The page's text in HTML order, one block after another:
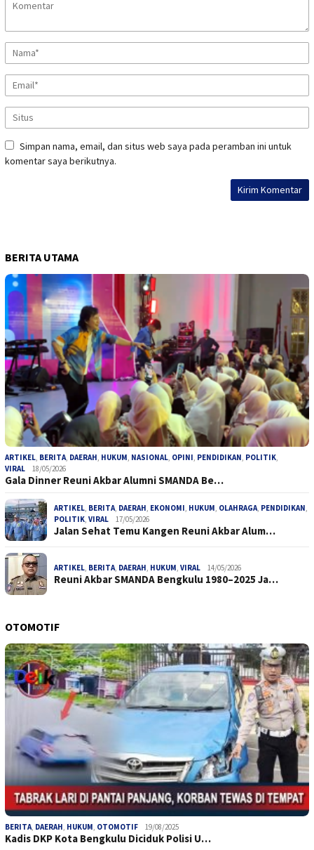
Simpan nama, email, dan situs web saya pada peramban ini untuk
komentar saya berikutnya.
BERITA UTAMA
ARTIKEL, BERITA, DAERAH, HUKUM, NASIONAL, OPINI, PENDIDIKAN, POLITIK,
VIRAL
18/05/2026
Gala Dinner Reuni Akbar Alumni SMANDA Be…
ARTIKEL, BERITA, DAERAH, EKONOMI, HUKUM, OLAHRAGA, PENDIDIKAN,
POLITIK, VIRAL 17/05/2026
Jalan Sehat Temu Kangen Reuni Akbar Alum…
ARTIKEL, BERITA, DAERAH, HUKUM, VIRAL 14/05/2026
Reuni Akbar SMANDA Bengkulu 1980–2025 Ja…
OTOMOTIF
BERITA, DAERAH, HUKUM, OTOMOTIF 19/08/2025
Kadis DKP Kota Bengkulu Diciduk Polisi U…